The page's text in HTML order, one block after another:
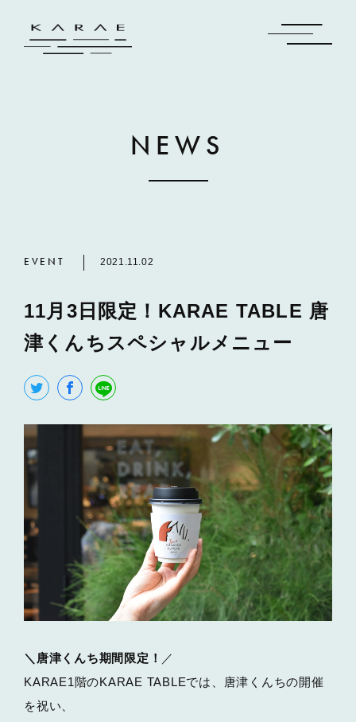
NEWS
EVENT 2021.11.02
11月3日限定！KARAE TABLE 唐
津くんちスペシャルメニュー
＼唐津くんち期間限定！ ／
KARAE1階のKARAE TABLEでは、唐津くんちの開催
を祝い、